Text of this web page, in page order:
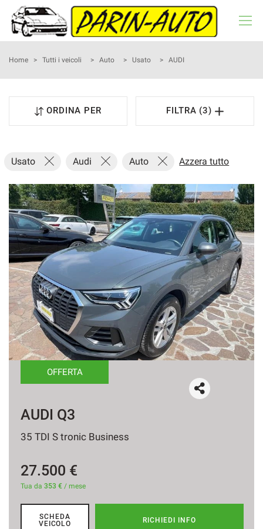
HOME
ACQUISTIAMO USATO
ASSISTENZA
RECENSIONI
CONTATTI
Home > Tutti i veicoli > Auto > Usato > AUDI
ORDINA PER FILTRA (3)
Usato Audi Auto Azzera tutto
OFFERTA
AUDI Q3
35 TDI S tronic Business
27.500 €
Tua da 353 € / mese
SCHEDA
VEICOLO
RICHIEDI INFO